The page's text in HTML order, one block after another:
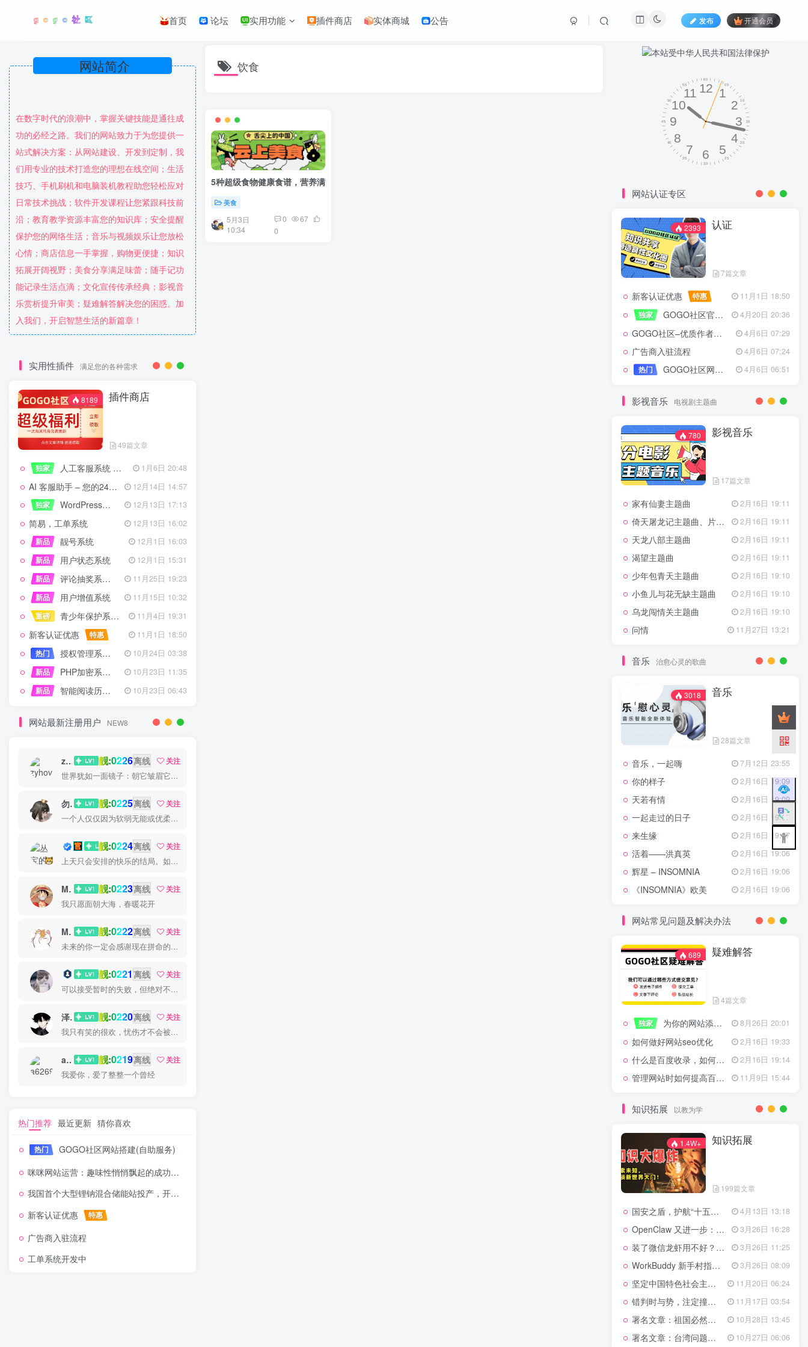
首页 论坛 实用功能 插件商店 实体商城 公告 发布 开通会员
在数字时代的浪潮中，掌握关键技能是通往成
功的必经之路。我们的网站致力于为您提供一
站式解决方案：从网站建设、开发到定制，我
们用专业的技术打造您的理想在线空间；生活
技巧、手机刷机和电脑装机教程助您轻松应对
日常技术挑战；软件开发课程让您紧跟科技前
沿；教育教学资源丰富您的知识库；安全提醒
保护您的网络生活；音乐与视频娱乐让您放松
心情；商店信息一手掌握，购物更便捷；知识
拓展开阔视野；美食分享满足味蕾；随手记功
能记录生活点滴；文化宣传传承经典；影视音
乐赏析提升审美；疑难解答解决您的困惑。加
入我们，开启智慧生活的新篇章！
实用性插件 满足您的各种需求
8189 插件商店
49篇文章
独家 人工客服系统 技术开发文档 1月6日 20:48
AI 客服助手 – 您的24/7智能客服专家
12月14日 14:57
独家
WordPress设备管理器插件 – 专业版 12月13日 17:13
简易，工单系统
12月13日 16:02
新品
靓号系统
12月1日 16:03
新品
用户状态系统
12月1日 15:31
新品
评论抽奖系统 – 完整功能详解
11月25日 19:23
新品
用户增值系统
11月15日 10:32
重磅
青少年保护系统 专为子比主题开发 11月4日 19:31
新客认证优惠 特惠
11月1日 18:50
热门
授权管理系统子比主题专版
10月24日 03:38
新品
PHP加密系统专业版
10月23日 11:35
新品
智能阅读历史系统 10月23日 06:43
网站最新注册用户 NEW8
zyhove 靓:0226离线
关注
世界犹如一面镜子：朝它皱眉它就朝你皱眉，朝它微笑它也吵你微笑
勿听 靓:0225离线
关注
一个人仅仅因为软弱无能或优柔寡断就完全可能招致痛苦
丛宝 靓:0224离线
关注
上天只会安排的快乐的结局。如果不快乐，说明还不是最后结局
MS-康娃 靓:0223离线
关注
我只愿面朝大海，春暖花开
Miss 先生 靓:0222离线
关注
未来的你一定会感谢现在拼命的自己
猫小白 靓:0221 离线
关注
可以接受暂时的失败，但绝对不能接受未曾奋斗过的自己
泽宇 靓:0220离线
关注
我只有笑的很欢，忧伤才不会被看穿
a626911 靓:0219离线
关注
我爱你，爱了整整一个曾经
热门推荐 最近更新 猜你喜欢
热门
GOGO社区网站搭建(自助服务)
咪咪网站运营：趣味性悄悄飘起的成功风头
我国首个大型锂钠混合储能站投产，开启储能新时代
新客认证优惠
特惠
广告商入驻流程
工单系统开发中
饮食
5种超级食物健康食谱，营养满分！
美食
5月3日
10:34
0
67
0
网站认证专区
2393 认证
7篇文章
新客认证优惠 特惠
11月1日 18:50
独家
GOGO社区官方成员认证 4月20日 20:36
GOGO社区–优质作者认证 4月6日 07:29
广告商入驻流程
4月6日 07:24
热门
GOGO社区网站搭建(自助服务) 4月6日 06:51
影视音乐 电视剧主题曲
780 影视音乐
17篇文章
家有仙妻主题曲 2月16日 19:11
倚天屠龙记主题曲、片头曲 2月16日 19:11
天龙八部主题曲 2月16日 19:11
渴望主题曲 2月16日 19:11
少年包青天主题曲 2月16日 19:10
小鱼儿与花无缺主题曲 2月16日 19:10
乌龙闯情关主题曲 2月16日 19:10
问情 11月27日 13:21
音乐 治愈心灵的歌曲
3018 音乐
28篇文章
音乐，一起嗨 7月12日 23:55
你的样子 2月16日 19:09
天若有情 2月16日 19:09
一起走过的日子 2月16日 19:07
来生缘 2月16日 19:07
活着——洪真英 2月16日 19:06
辉星 – INSOMNIA 2月16日 19:06
《INSOMNIA》欧美 2月16日 19:06
网站常见问题及解决办法
689 疑难解答
4篇文章
独家 为你的网站添加百度登录 8月26日 20:01
如何做好网站seo优化 2月16日 19:33
什么是百度收录，如何提高收录量？ 2月16日 19:14
管理网站时如何提高百度权重？ 11月9日 15:44
知识拓展 以教为学
1.4W+ 知识拓展
199篇文章
国安之盾，护航“十五五”新征程 4月13日 13:18
OpenClaw 又进一步：微信直连+安全检测+版本切换 3月26日 16:28
装了微信龙虾用不好？3步让你轻松指挥AI干活！ 3月26日 11:25
WorkBuddy 新手村指南：10 个核心技巧帮你解锁满级虾🦞！ 3月26日 08:09
坚定中国特色社会主义法治的政治定力 11月20日 06:24
错判时与势，注定撞南墙 11月17日 03:54
署名文章：祖国必然统一势不可挡 10月28日 13:45
署名文章：台湾问题的由来和性质 10月27日 06:06